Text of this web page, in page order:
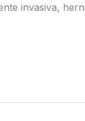
invasiva,